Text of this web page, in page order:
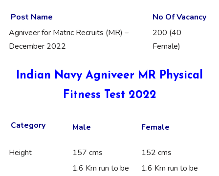
Post Name
No Of Vacancy
Agniveer for Matric Recruits (MR) –
December 2022
200 (40
Female)
Indian Navy Agniveer MR Physical
Fitness Test 2022
Category Male Female
Height 157 cms 152 cms
1.6 Km run to be
1.6 Km run to be